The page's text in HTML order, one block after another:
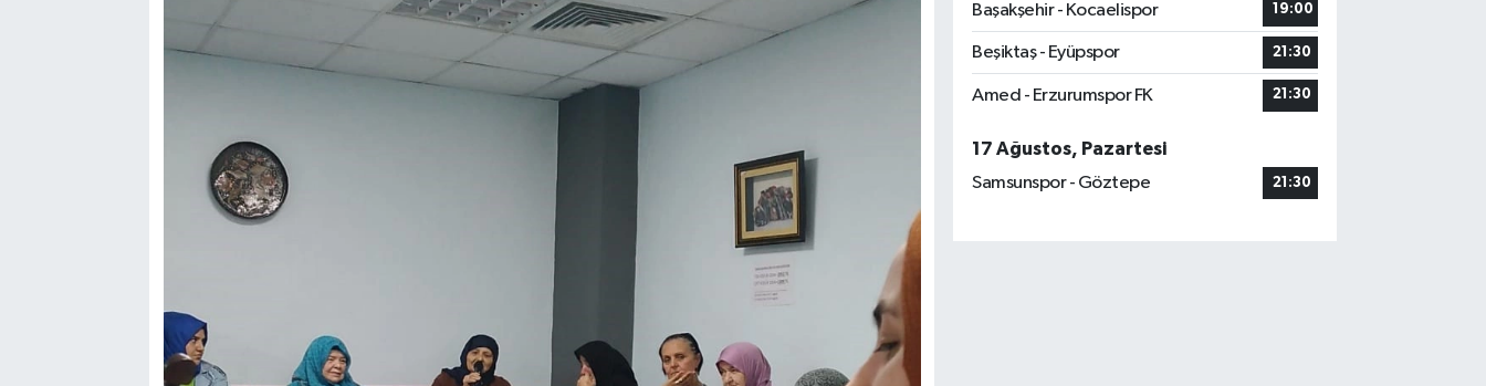
Başakşehir - Kocaelispor
19:00
Beşiktaş - Eyüpspor 21:30
Amed - Erzurumspor FK 21:30
17 Ağustos, Pazartesi
Samsunspor - Göztepe
21:30